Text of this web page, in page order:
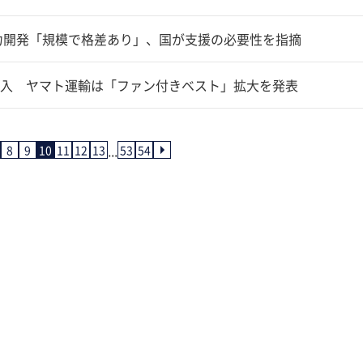
発「規模で格差あり」、国が支援の必要性を指摘
ヤマト運輸は「ファン付きベスト」拡大を発表
8 9 10 11 12 13 ... 53 54